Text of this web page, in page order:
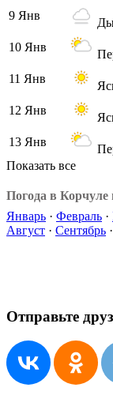
9 Янв
10 Янв
11 Янв
12 Янв
13 Янв
Показать все
Погода в Корчуле
Январь · Февраль ·
Август · Сентябрь ·
Отправьте